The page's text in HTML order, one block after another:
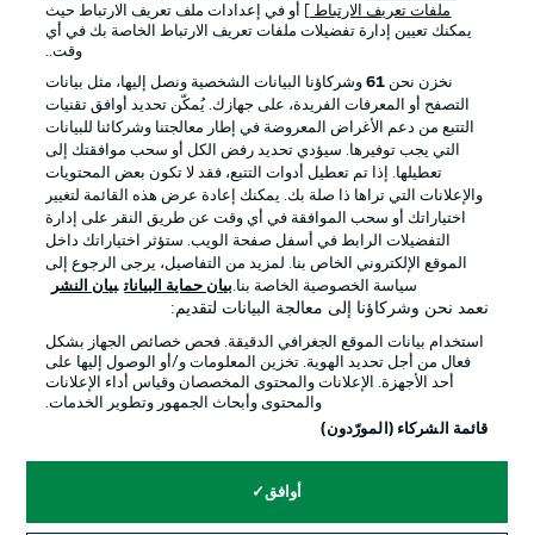
الإعلانات الإخطارات القانونية
شروط الاستخدام الوظائف
جهة النشر تواصل معنا
اللاعبون
© 2026 Bundesliga-Gruppe GmbH
ملفات تعريف الارتباط
] أو في إعدادات ملف تعريف الارتباط حيث
يمكنك تعيين إدارة تفضيلات ملفات تعريف الارتباط الخاصة بك في أي
وقت..
نخزن نحن 61وشركاؤنا البيانات الشخصية ونصل إليها، مثل بيانات
التصفح أو المعرفات الفريدة، على جهازك. يُمكّن تحديد أوافق تقنيات
التتبع من دعم الأغراض المعروضة في إطار معالجتنا وشركائنا للبيانات
التي يجب توفيرها. سيؤدي تحديد رفض الكل أو سحب موافقتك إلى
تعطيلها. إذا تم تعطيل أدوات التتبع، فقد لا تكون بعض المحتويات
والإعلانات التي تراها ذا صلة بك. يمكنك إعادة عرض هذه القائمة لتغيير
اختياراتك أو سحب الموافقة في أي وقت عن طريق النقر على إدارة
التفضيلات الرابط في أسفل صفحة الويب. ستؤثر اختياراتك داخل
الموقع الإلكتروني الخاص بنا. لمزيد من التفاصيل، يرجى الرجوع إلى
سياسة الخصوصية الخاصة بنا.بيان حماية البيانات بيان النشر
نعمد نحن وشركاؤنا إلى معالجة البيانات لتقديم:
استخدام بيانات الموقع الجغرافي الدقيقة. فحص خصائص الجهاز بشكل
فعال من أجل تحديد الهوية. تخزين المعلومات و/أو الوصول إليها على
أحد الأجهزة. الإعلانات والمحتوى المخصصان وقياس أداء الإعلانات
والمحتوى وأبحاث الجمهور وتطوير الخدمات.
قائمة الشركاء (المورّدون)
أوافق